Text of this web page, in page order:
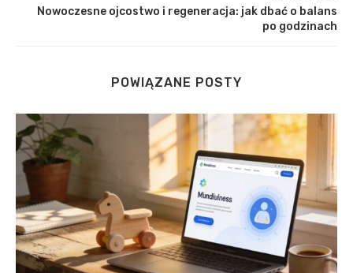
Nowoczesne ojcostwo i regeneracja: jak dbać o balans
po godzinach
POWIĄZANE POSTY